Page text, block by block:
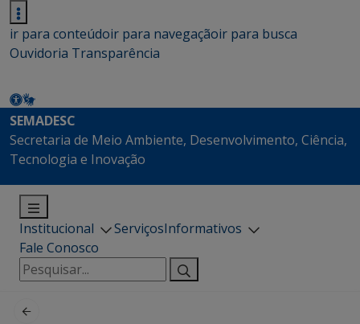
ir para conteúdoir para navegaçãoir para busca
Ouvidoria Transparência
SEMADESC
Secretaria de Meio Ambiente, Desenvolvimento, Ciência,
Tecnologia e Inovação
Institucional ServiçosInformativos
Fale Conosco
Pesquisar
por: